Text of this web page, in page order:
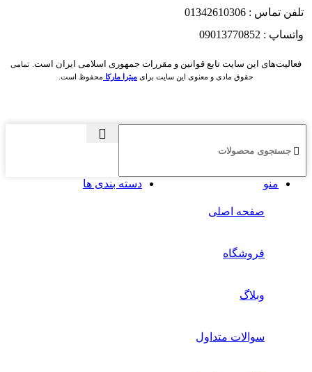
تلفن تماس : 01342610306
واتساپ : 09013770852
فعاليت‌های اين سايت تابع قوانين و مقررات جمهوری اسلامی ايران است. تمامی
حقوق مادی و معنوی این سایت برای میترا مارکا محفوظ است.
منو دسته بندی ها
صفحه اصلی
فروشگاه
وبلاگ
سوالات متداول